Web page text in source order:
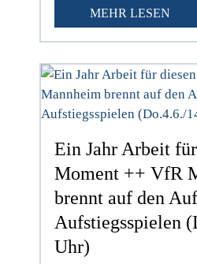
MEHR LESEN
Ein Jahr Arbeit
Moment ++ VfR
brennt auf den
Aufstiegsspielen
Uhr)